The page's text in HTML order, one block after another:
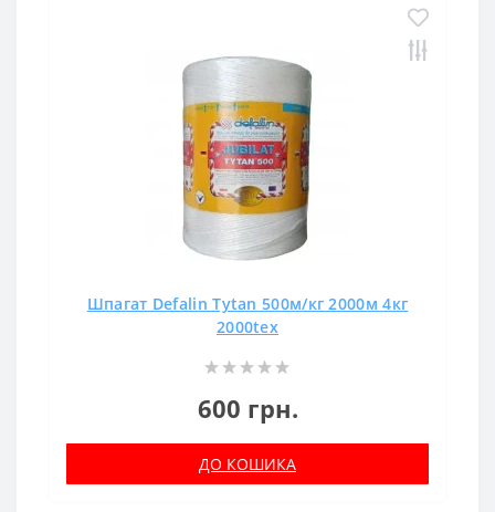
Шпагат Defalin Tytan 500м/кг 2000м 4кг
2000tex
600 грн.
ДО КОШИКА